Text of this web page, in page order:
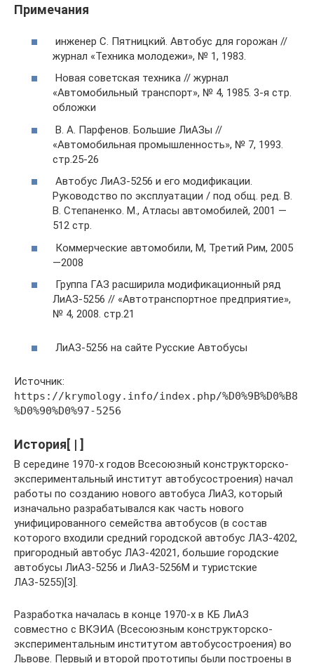
Примечания
инженер С. Пятницкий. Автобус для горожан //
журнал «Техника молодежи», № 1, 1983.
Новая советская техника // журнал
«Автомобильный транспорт», № 4, 1985. 3-я стр.
обложки
В. А. Парфенов. Большие ЛиАЗы //
«Автомобильная промышленность», № 7, 1993.
стр.25-26
Автобус ЛиАЗ-5256 и его модификации.
Руководство по эксплуатации / под общ. ред. В.
В. Степаненко. М., Атласы автомобилей, 2001 —
512 стр.
Коммерческие автомобили, М, Третий Рим, 2005
—2008
Группа ГАЗ расширила модификационный ряд
ЛиАЗ-5256 // «Автотранспортное предприятие»,
№ 4, 2008. стр.21
ЛиАЗ-5256 на сайте Русские Автобусы
Источник:
https://krymology.info/index.php/%D0%9B%D0%B8
%D0%90%D0%97-5256
История[ | ]
В середине 1970-х годов Всесоюзный конструкторско-
экспериментальный институт автобусостроения) начал
работы по созданию нового автобуса ЛиАЗ, который
изначально разрабатывался как часть нового
унифицированного семейства автобусов (в состав
которого входили средний городской автобус ЛАЗ-4202,
пригородный автобус ЛАЗ-42021, большие городские
автобусы ЛиАЗ-5256 и ЛиАЗ-5256М и туристские
ЛАЗ-5255)[3].
Разработка началась в конце 1970-х в КБ ЛиАЗ
совместно с ВКЭИА (Всесоюзным конструкторско-
экспериментальным институтом автобусостроения) во
Львове. Первый и второй прототипы были построены в